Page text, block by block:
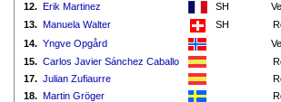
12. Erik Martinez SH
13. Manuela Walter SH
14. Yngve Opgård
15. Carlos Javier Sánchez Caballo
17. Julian Zufiaurre
18. Martin Gröger